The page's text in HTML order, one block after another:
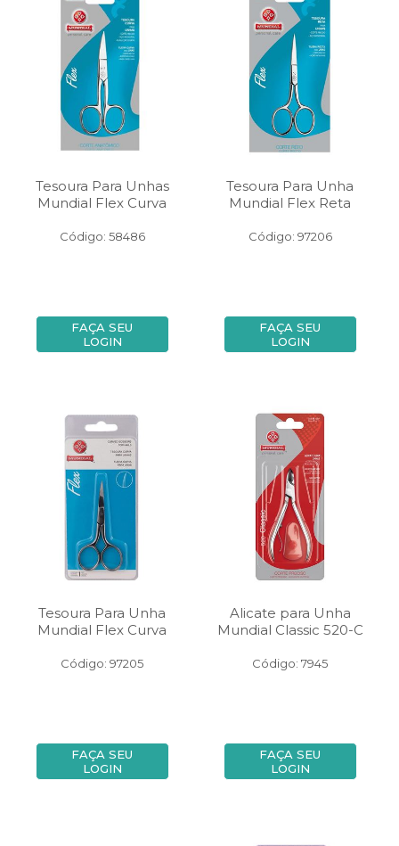
Tesoura Para Unhas
Mundial Flex Curva
Código: 58486
FAÇA SEU
LOGIN
Tesoura Para Unha
Mundial Flex Reta
Código: 97206
FAÇA SEU
LOGIN
Tesoura Para Unha
Mundial Flex Curva
Código: 97205
FAÇA SEU
LOGIN
Alicate para Unha
Mundial Classic 520-C
Código: 7945
FAÇA SEU
LOGIN